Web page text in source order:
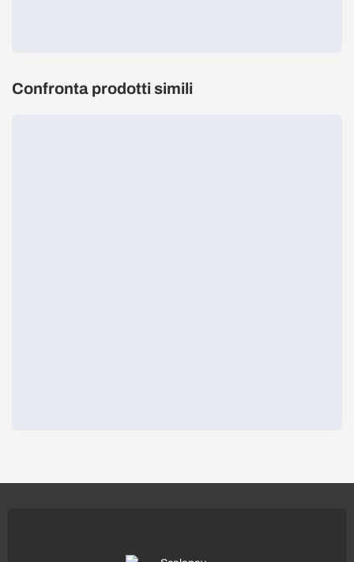
Confronta prodotti simili